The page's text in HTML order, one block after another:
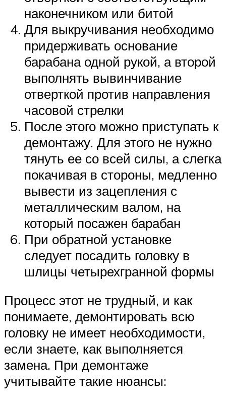
наконечником или битой
Для выкручивания необходимо
придерживать основание
барабана одной рукой, а второй
выполнять вывинчивание
отверткой против направления
часовой стрелки
После этого можно приступать к
демонтажу. Для этого не нужно
тянуть ее со всей силы, а слегка
покачивая в стороны, медленно
вывести из зацепления с
металлическим валом, на
который посажен барабан
При обратной установке
следует посадить головку в
шлицы четырехгранной формы
Процесс этот не трудный, и как
понимаете, демонтировать всю
головку не имеет необходимости,
если знаете, как выполняется
замена. При демонтаже
учитывайте такие нюансы: